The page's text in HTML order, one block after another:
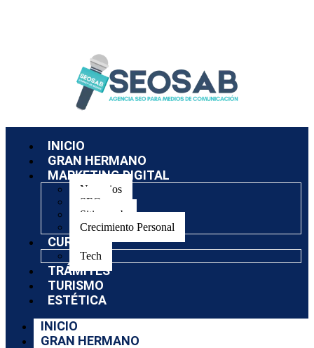
INICIO
GRAN HERMANO
MARKETING DIGITAL
Negocios
SEO
Sitios web
Crecimiento Personal
CURSOS
Tech
TRÁMITES
TURISMO
ESTÉTICA
INICIO
GRAN HERMANO